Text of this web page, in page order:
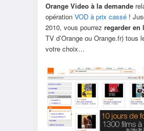
Orange Video à la demande
opération VOD à prix cassé!
2010, vous pourrez regarder en
TV d’Orange ou Orange.fr) tous
votre choix…